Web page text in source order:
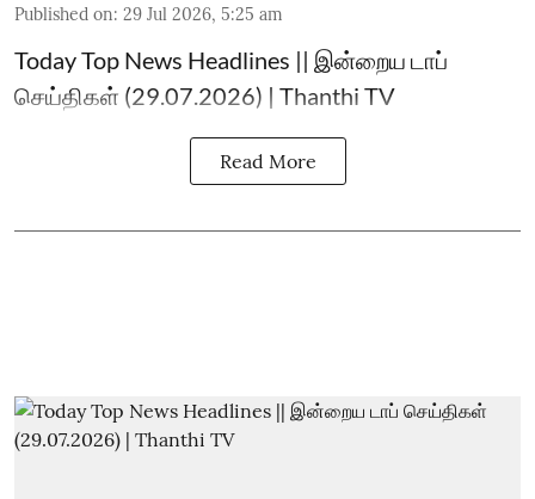
Published on: 29 Jul 2026, 5:25 am
Today Top News Headlines || இன்றைய டாப்
செய்திகள் (29.07.2026) | Thanthi TV
Read More